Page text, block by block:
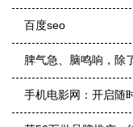
百度seo
脾气急、脑鸣响，除
手机电影网：开启随